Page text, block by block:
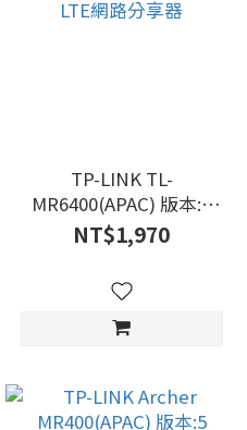
TP-LINK TL-
MR6400(APAC) 版本:7
AC1200 300Mbps 無線 N
4G LTE網路分享器
NT$1,970